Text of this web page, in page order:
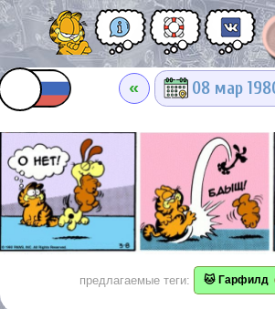
« 08 мар
предлагаемые теги: 🐱 Гарфилд